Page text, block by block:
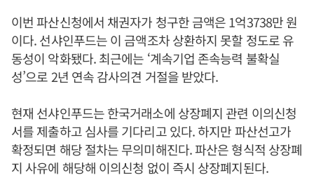
이번 파산신청에서 채권자가 청구한 금액은 1억3738만 원
이다. 선샤인푸드는 이 금액조차 상환하지 못할 정도로 유
동성이 악화됐다. 최근에는 ‘계속기업 존속능력 불확실
성’으로 2년 연속 감사의견 거절을 받았다.
현재 선샤인푸드는 한국거래소에 상장폐지 관련 이의신청
서를 제출하고 심사를 기다리고 있다. 하지만 파산선고가
확정되면 해당 절차는 무의미해진다. 파산은 형식적 상장폐
지 사유에 해당해 이의신청 없이 즉시 상장폐지된다.